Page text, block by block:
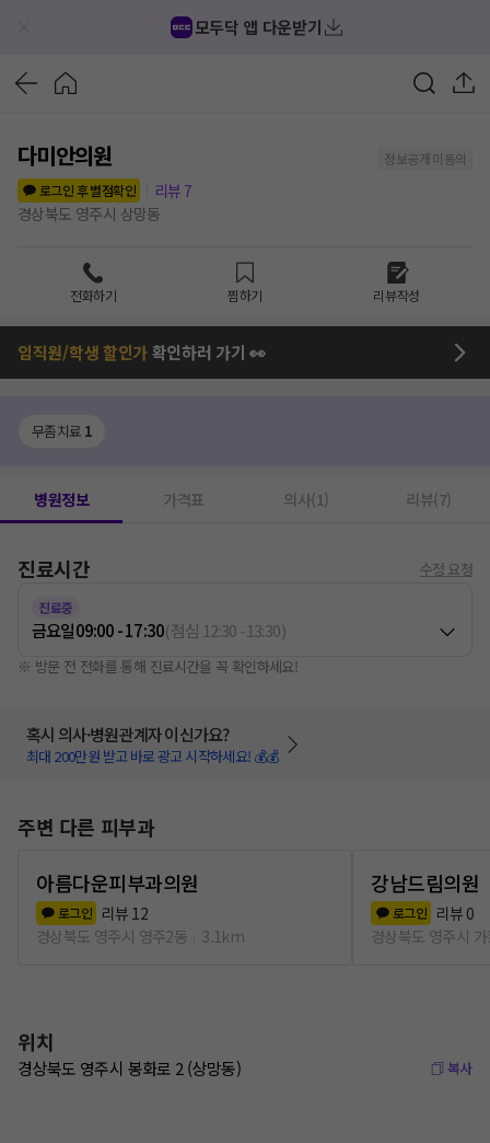
모두닥 앱 다운받기
다미안의원
정보공개 미동의
로그인 후 별점확인
리뷰 7
경상북도 영주시 상망동
전화하기 찜하기 리뷰작성
임직원/학생 할인가확인하러 가기 👀
무좀치료 1
병원정보 가격표 의사(1) 리뷰(7)
진료시간 수정 요청
진료중
금요일09:00 - 17:30(점심 12:30-13:30)
※ 방문 전 전화를 통해 진료시간을 꼭 확인하세요!
혹시 의사·병원관계자 이신가요?
최대 200만원 받고 바로 광고 시작하세요! 💰💰
주변 다른 피부과
아름다운피부과의원
로그인 리뷰 12
경상북도 영주시 영주2동
3.1km
강남드림의원
로그인 리뷰 0
경상북도 영주시
위치
경상북도 영주시 봉화로 2 (상망동) 복사